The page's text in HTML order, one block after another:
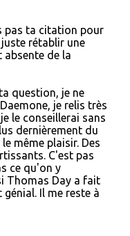
pas ta citation pour
rétablir une
absente de la
question, je ne
je relis très
le conseillerai sans
dernièrement du
même plaisir. Des
C'est pas
ce qu'on y
Thomas Day a fait
génial. Il me reste à